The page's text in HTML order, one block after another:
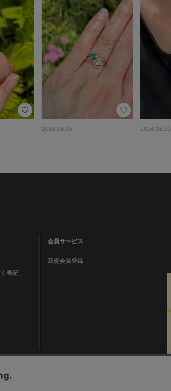
2026.08.05 2026.08.05
表記
会員サービス
新規会員登録